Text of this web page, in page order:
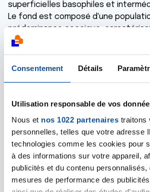
Consentement Détails
Utilisation responsable de vos
Nous et nos 1022 partenaires traitons
personnelles, telles que votre adresse
technologies comme les cookies pour
à des informations sur votre appareil,
publicités et du contenu personnalisés,
mesures de performance des
superficielles basophiles et
Le fond est composé d'une
prédominance coccique,
déséquilibre de la flore.
Il existe des éléments binucléés et
dyskératocytes. Certaines cellules
cylindriques endocervicales.
indéterminée (ASC-US) (Bethesda
Remarque : simple modification de la
tenir : www.smpf.info/frottis/ ]
J’ai fait une colposcopie et une
les résultats. Est ce qu’il peut y